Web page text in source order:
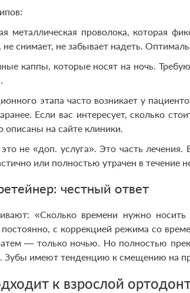
металлическая проволока, которая
не снимает, не забывает надеть.
каппы, которые носят на ночь.
этапа часто возникает у
Если вас интересует, сколько
описаны на сайте клиники.
не «доп. услуга». Это часть лечения.
или полностью утрачен в течение
честный ответ
«Сколько времени нужно носить
постоянно, с коррекцией режима со
— только ночью. Но полностью
Зубы имеют тенденцию к смещению на
к взрослой